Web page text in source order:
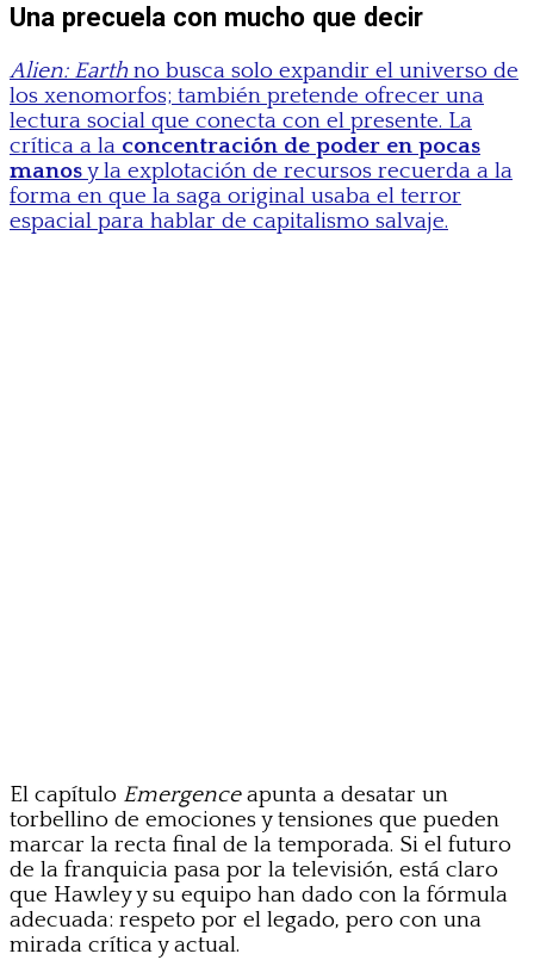
Una precuela con mucho que decir
Alien: Earthno busca solo expandir el universo de
los xenomorfos; también pretende ofrecer una
lectura social que conecta con el presente. La
crítica a la concentración de poder en pocas
manosy la explotación de recursos recuerda a la
forma en que la saga original usaba el terror
espacial para hablar de capitalismo salvaje.
El capítulo Emergenceapunta a desatar un
torbellino de emociones y tensiones que pueden
marcar la recta final de la temporada. Si el futuro
de la franquicia pasa por la televisión, está claro
que Hawley y su equipo han dado con la fórmula
adecuada: respeto por el legado, pero con una
mirada crítica y actual.